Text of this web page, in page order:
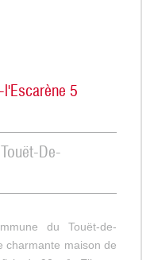
5
De-
du Touët-de-
charmante maison de